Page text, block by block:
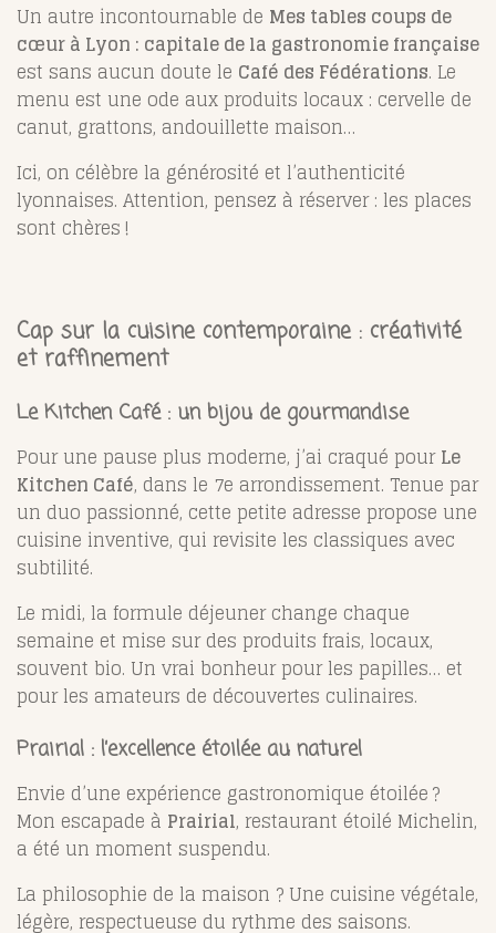
Un autre incontournable de Mes tables coups de
cœur à Lyon : capitale de la gastronomie française
est sans aucun doute le Café des Fédérations. Le
menu est une ode aux produits locaux : cervelle de
canut, grattons, andouillette maison…
Ici, on célèbre la générosité et l’authenticité
lyonnaises. Attention, pensez à réserver : les places
sont chères !
Cap sur la cuisine contemporaine : créativité
et raffinement
Le Kitchen Café : un bijou de gourmandise
Pour une pause plus moderne, j’ai craqué pourLe
Kitchen Café, dans le 7e arrondissement. Tenue par
un duo passionné, cette petite adresse propose une
cuisine inventive, qui revisite les classiques avec
subtilité.
Le midi, la formule déjeuner change chaque
semaine et mise sur des produits frais, locaux,
souvent bio. Un vrai bonheur pour les papilles… et
pour les amateurs de découvertes culinaires.
Prairial : l’excellence étoilée au naturel
Envie d’une expérience gastronomique étoilée ?
Mon escapade à Prairial, restaurant étoilé Michelin,
a été un moment suspendu.
La philosophie de la maison ? Une cuisine végétale,
légère, respectueuse du rythme des saisons.